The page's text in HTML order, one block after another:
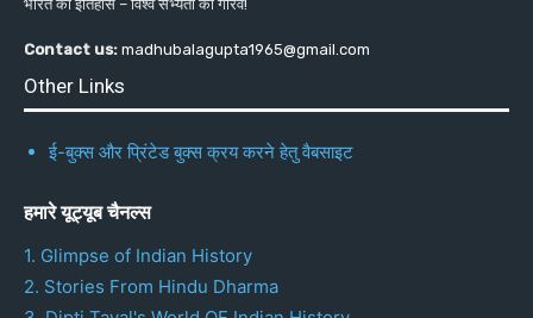
भारत का इतिहास – विश्व सभ्यता का गौरव!
Contact us: madhubalagupta1965@gmail.com
Other Links
ई-बुक्स और प्रिंटेड बुक्स क्रय करने हेतु वैबसाइट
हमारे यूट्यूब चैनल्स
1. Glimpse of Indian History
2. Stories From Hindu Dharma